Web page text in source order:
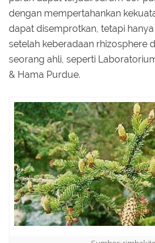
dengan mempertahankan
dapat disemprotkan, tetapi
setelah keberadaan rhizosphere
seorang ahli, seperti
& Hama Purdue.